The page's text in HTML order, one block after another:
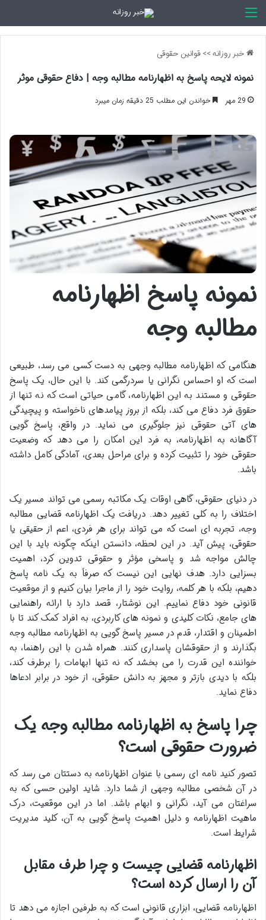
خبر روزانه>>قوانین حقوقی
نمونه لایحه پاسخ به اظهارنامه مطالبه وجه | دفاع حقوقی موثر
29 مهر خواندن این مطلب 25 دقیقه زمان میبرد
نمونه پاسخ اظهارنامه
مطالبه وجه
هنگامی که اظهارنامه مطالبه وجهی به دست کسی می رسد، طبیعی
است که او احساس نگرانی یا سردرگمی کند. با این حال، یک پاسخ
حقوقی و مستند به این اظهارنامه، گامی حیاتی است که نه تنها از
حقوق فرد دفاع می کند، بلکه از بروز پیامدهای ناخواسته و پیچیدگی
های آتی حقوقی نیز جلوگیری می نماید. در واقع، پاسخ گویی
آگاهانه به اظهارنامه، به فرد این امکان را می دهد که وضعیت
حقوقی خود را تثبیت کرده و برای مراحل بعدی، آمادگی کامل داشته
باشد.
در دنیای حقوقی، گاهی اوقات یک مکاتبه رسمی می تواند مسیر یک
اختلاف را به کلی تغییر دهد. دریافت یک اظهارنامه قضایی مطالبه
وجه، تجربه ای است که می تواند برای هر فردی، اعم از حقیقی یا
حقوقی، پیش آید. در این لحظه، دانستن اینکه چگونه باید با این
چالش مواجه شد و پاسخی مؤثر و حقوقی تدوین کرد، اهمیت
بسزایی دارد. هدف نهایی این نیست که صرفاً به یک نامه پاسخ
دهیم، بلکه با هر کلمه، روایت خود را از ماجرا بیان کنیم و از موقعیت
قانونی خود دفاع نماییم. این نوشتار، قصد دارد با ارائه راهنمایی
های جامع، نکات کلیدی و نمونه های کاربردی، به افراد کمک کند تا با
اطمینان و اقتدار، قدم در مسیر پاسخ گویی به اظهارنامه مطالبه وجه
بگذارند و از حقوقشان پاسداری کنند. همراه شدن با این راهنما، به
خواننده این قدرت را می بخشد که نه تنها ابهامات را برطرف کند،
بلکه با دیدی بازتر و مجهز به دانش حقوقی، از خود در برابر ادعاها
دفاع نماید.
چرا پاسخ به اظهارنامه مطالبه وجه یک
ضرورت حقوقی است؟
تصور کنید نامه ای رسمی با عنوان اظهارنامه به دستتان می رسد که
در آن شخصی مطالبه وجهی از شما دارد. شاید اولین حسی که به
سراغتان می آید، نگرانی و ابهام باشد. اما در این موقعیت، درک
ماهیت اظهارنامه و دلیل اهمیت پاسخ گویی به آن، کلید مدیریت
شرایط است.
اظهارنامه قضایی چیست و چرا طرف مقابل
آن را ارسال کرده است؟
اظهارنامه قضایی، ابزاری قانونی است که به طرفین اجازه می دهد تا